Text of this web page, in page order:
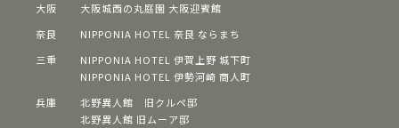
大阪
⼤阪城⻄の丸庭園 ⼤阪迎賓館
奈良
NIPPONIA HOTEL 奈良 ならまち
三重
NIPPONIA HOTEL 伊賀上野 城下町
NIPPONIA HOTEL 伊勢河崎 商人町
兵庫
北野異人館 旧クルペ邸
北野異人館 旧ムーア邸